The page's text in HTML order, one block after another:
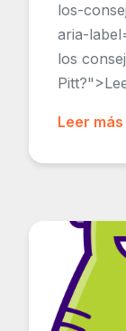
los-
aria-
los
Leer